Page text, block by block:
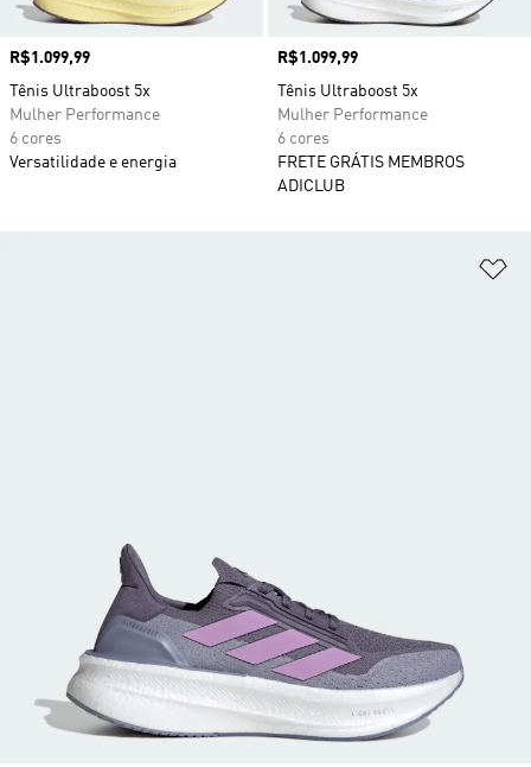
Preço
R$1.099,99
Tênis Ultraboost 5x
Mulher Performance
6 cores
Versatilidade e energia
Preço
R$1.099,99
Tênis Ultraboost 5x
Mulher Performance
6 cores
FRETE GRÁTIS MEMBROS
ADICLUB